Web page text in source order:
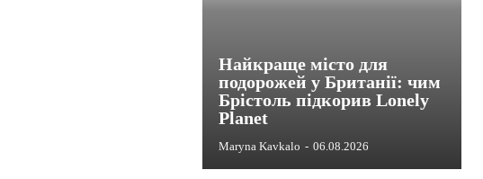
Найкраще місто для
подорожей у Британії: чим
Брістоль підкорив Lonely
Planet
Maryna Kavkalo - 06.08.2026